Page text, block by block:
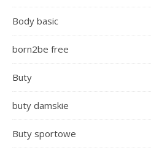
Body basic
born2be free
Buty
buty damskie
Buty sportowe